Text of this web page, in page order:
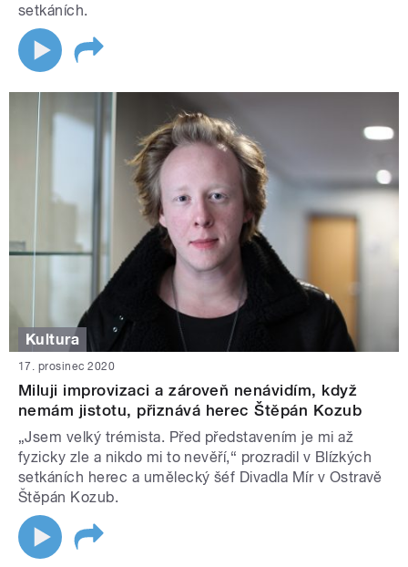
setkáních.
Kultura
17. prosinec 2020
Miluji improvizaci a zároveň nenávidím, když
nemám jistotu, přiznává herec Štěpán Kozub
„Jsem velký trémista. Před představením je mi až
fyzicky zle a nikdo mi to nevěří,“ prozradil v Blízkých
setkáních herec a umělecký šéf Divadla Mír v Ostravě
Štěpán Kozub.